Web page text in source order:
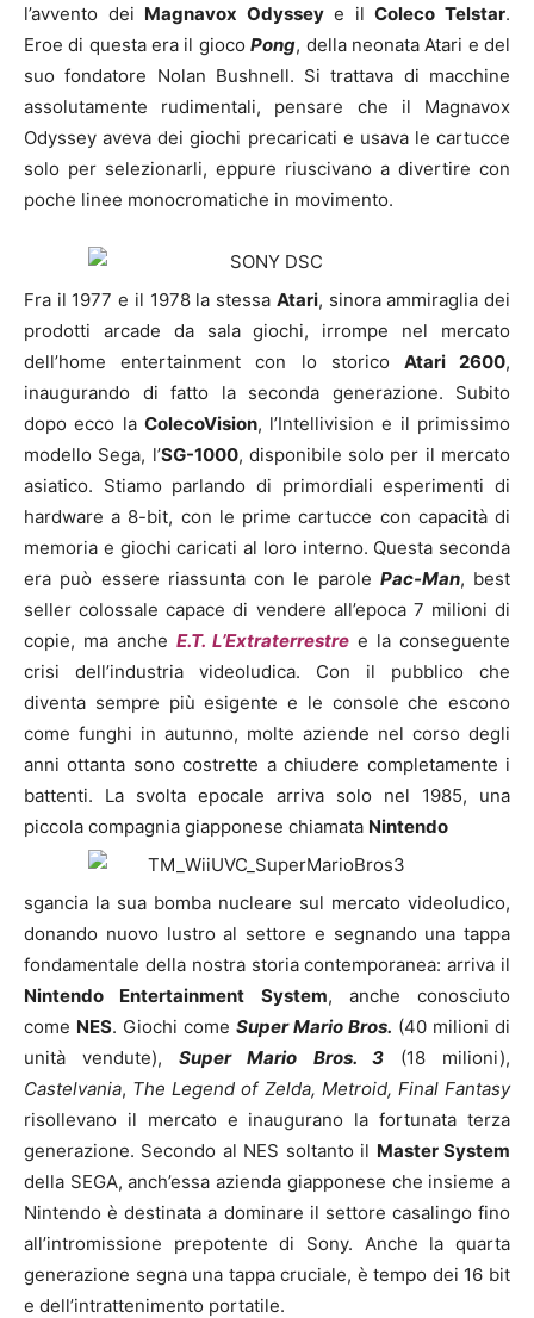
l’avvento dei Magnavox Odysseye ilColeco Telstar.
Eroe di questa era il giocoPong, della neonata Atari e del
suo fondatore Nolan Bushnell. Si trattava di macchine
assolutamente rudimentali, pensare che il Magnavox
Odyssey aveva dei giochi precaricati e usava le cartucce
solo per selezionarli, eppure riuscivano a divertire con
poche linee monocromatiche in movimento.
Fra il 1977 e il 1978 la stessa Atari, sinora ammiraglia dei
prodotti arcade da sala giochi, irrompe nel mercato
dell’home entertainment con lo storico Atari 2600,
inaugurando di fatto la seconda generazione. Subito
dopo ecco la ColecoVision, l’Intellivision e il primissimo
modello Sega, l’SG-1000, disponibile solo per il mercato
asiatico. Stiamo parlando di primordiali esperimenti di
hardware a 8-bit, con le prime cartucce con capacità di
memoria e giochi caricati al loro interno. Questa seconda
era può essere riassunta con le parole Pac-Man, best
seller colossale capace di vendere all’epoca 7 milioni di
copie, ma anche E.T. L’Extraterrestre e la conseguente
crisi dell’industria videoludica. Con il pubblico che
diventa sempre più esigente e le console che escono
come funghi in autunno, molte aziende nel corso degli
anni ottanta sono costrette a chiudere completamente i
battenti. La svolta epocale arriva solo nel 1985, una
piccola compagnia giapponese chiamata Nintendo
sgancia la sua bomba nucleare sul mercato videoludico,
donando nuovo lustro al settore e segnando una tappa
fondamentale della nostra storia contemporanea: arriva il
Nintendo Entertainment System, anche conosciuto
come NES. Giochi come Super Mario Bros. (40 milioni di
unità vendute),Super Mario Bros. 3(18 milioni),
Castelvania, The Legend of Zelda, Metroid, Final Fantasy
risollevano il mercato e inaugurano la fortunata terza
generazione. Secondo al NES soltanto il Master System
della SEGA, anch’essa azienda giapponese che insieme a
Nintendo è destinata a dominare il settore casalingo fino
all’intromissione prepotente di Sony. Anche la quarta
generazione segna una tappa cruciale, è tempo dei 16 bit
e dell’intrattenimento portatile.